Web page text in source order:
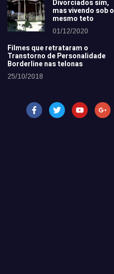
Divorciados sim,
mas vivendo sob o
mesmo teto
01/12/2020
Filmes que retrataram o
Transtorno de Personalidade
Borderline nas telonas
25/10/2018